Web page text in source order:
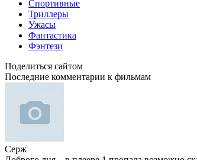
Спортивные
Триллеры
Ужасы
Фантастика
Фэнтези
Поделиться сайтом
Последние комментарии к фильмам
Серж